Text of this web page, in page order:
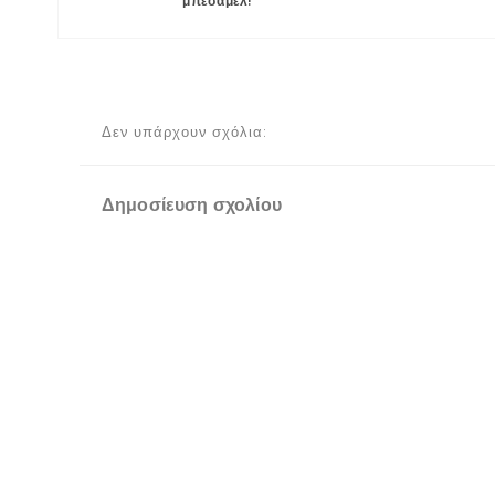
Δεν υπάρχουν σχόλια:
Δημοσίευση σχολίου